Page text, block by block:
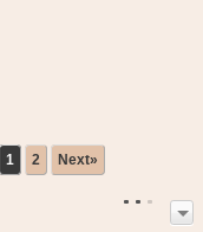
1 2 Next»